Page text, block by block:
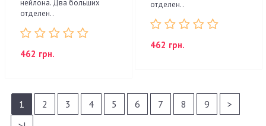
нейлона. Два больших
отделен..
462 грн.
отделен..
462 грн.
1 2 3 4 5 6 7 8 9
>